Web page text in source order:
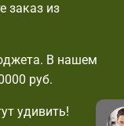
заказ из
В нашем
руб.
удивить!